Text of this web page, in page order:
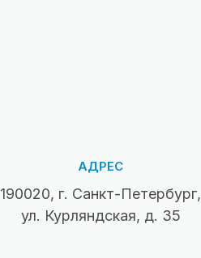
АДРЕС
190020, г. Санкт-Петербург,
ул. Курляндская, д. 35